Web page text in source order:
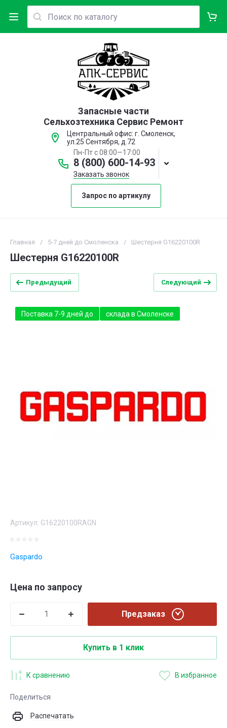
Запасные части
Сельхозтехника Сервис Ремонт
Центральный офис: г. Смоленск,
ул.25 Сентября, д.72
Пн-Пт с 08:00—17:00
8 (800) 600-14-93
Заказать звонок
Запрос по артикулу
Главная / 5-7 дней до Смоленска / Шестерня G16220100R
Шестерня G16220100R
Предыдущий Следующий
Поставка 7-9 дней до склада в Смоленске
Артикул: G16220100RAGN
Gaspardo
Цена по запросу
Предзаказ
Купить в 1 клик
К сравнению В избранное
Поделиться
Распечатать